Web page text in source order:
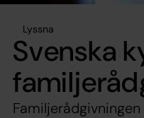
Lyssna
Svenska